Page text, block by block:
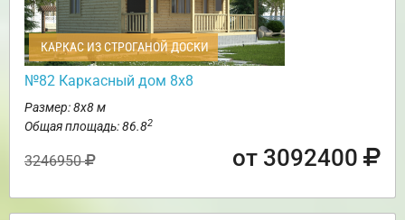
КАРКАС ИЗ СТРОГАНОЙ ДОСКИ
№82 Каркасный дом 8х8
Размер: 8х8 м
Общая площадь: 86.82
3246950 от 3092400